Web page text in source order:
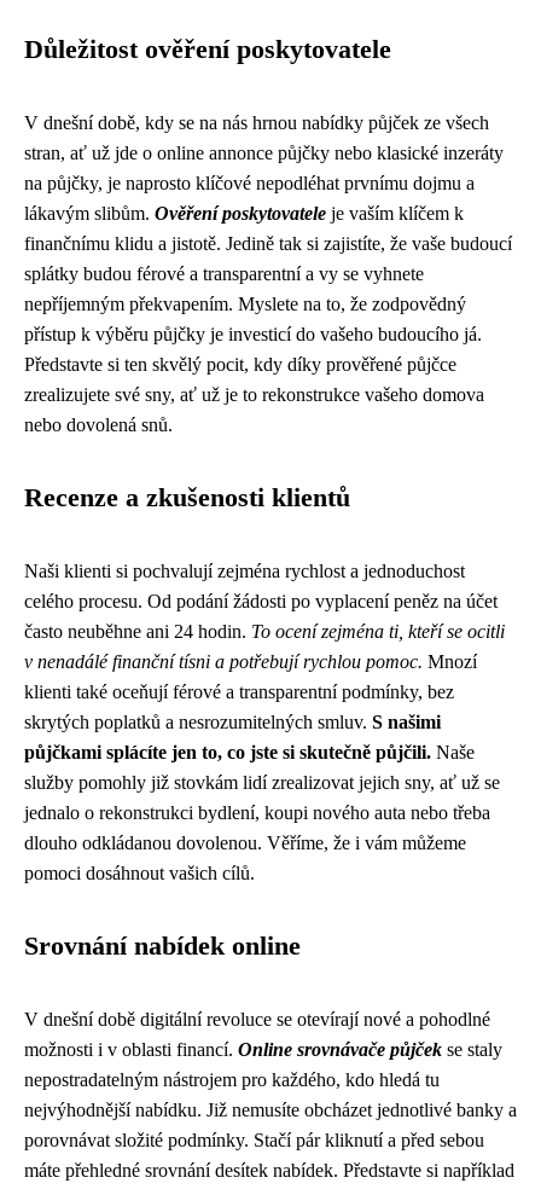
Důležitost ověření poskytovatele
V dnešní době, kdy se na nás hrnou nabídky půjček ze všech
stran, ať už jde o online annonce půjčky nebo klasické inzeráty
na půjčky, je naprosto klíčové nepodléhat prvnímu dojmu a
lákavým slibům. Ověření poskytovatele je vaším klíčem k
finančnímu klidu a jistotě. Jedině tak si zajistíte, že vaše budoucí
splátky budou férové a transparentní a vy se vyhnete
nepříjemným překvapením. Myslete na to, že zodpovědný
přístup k výběru půjčky je investicí do vašeho budoucího já.
Představte si ten skvělý pocit, kdy díky prověřené půjčce
zrealizujete své sny, ať už je to rekonstrukce vašeho domova
nebo dovolená snů.
Recenze a zkušenosti klientů
Naši klienti si pochvalují zejména rychlost a jednoduchost
celého procesu. Od podání žádosti po vyplacení peněz na účet
často neuběhne ani 24 hodin. To ocení zejména ti, kteří se ocitli
v nenadálé finanční tísni a potřebují rychlou pomoc. Mnozí
klienti také oceňují férové a transparentní podmínky, bez
skrytých poplatků a nesrozumitelných smluv. S našimi
půjčkami splácíte jen to, co jste si skutečně půjčili. Naše
služby pomohly již stovkám lidí zrealizovat jejich sny, ať už se
jednalo o rekonstrukci bydlení, koupi nového auta nebo třeba
dlouho odkládanou dovolenou. Věříme, že i vám můžeme
pomoci dosáhnout vašich cílů.
Srovnání nabídek online
V dnešní době digitální revoluce se otevírají nové a pohodlné
možnosti i v oblasti financí. Online srovnávače půjček se staly
nepostradatelným nástrojem pro každého, kdo hledá tu
nejvýhodnější nabídku. Již nemusíte obcházet jednotlivé banky a
porovnávat složité podmínky. Stačí pár kliknutí a před sebou
máte přehledné srovnání desítek nabídek. Představte si například